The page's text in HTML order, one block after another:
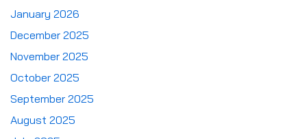
January 2026
December 2025
November 2025
October 2025
September 2025
August 2025